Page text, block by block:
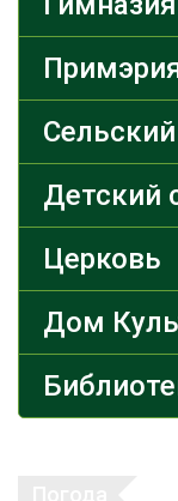
Детский
Церковь
Дом